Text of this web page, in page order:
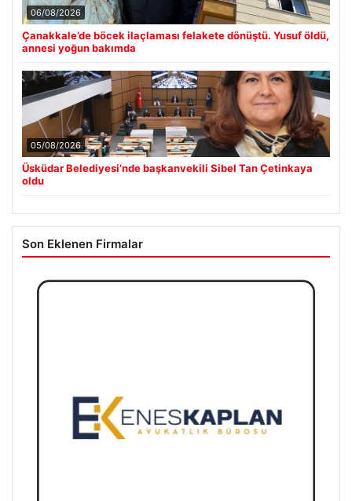
06/08/2026
Çanakkale’de böcek ilaçlaması felakete dönüştü. Yusuf öldü,
annesi yoğun bakımda
05/08/2026
Üsküdar Belediyesi’nde başkanvekili Sibel Tan Çetinkaya
oldu
Son Eklenen Firmalar